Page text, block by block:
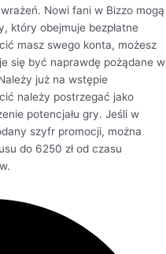
Nowi fani w Bizzo mogą
który obejmuje bezpłatne
masz swego konta, możesz
się być naprawdę pożądane w
już na wstępie
należy postrzegać jako
potencjału gry. Jeśli w
szyfr promocji, można
do 6250 zł od czasu